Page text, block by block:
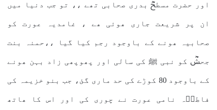
اور حضرت مسطحؓ بدری صحابی تھے ،، تو جب دنیا میں
ان پر شریعت جاری ھوئی ھے ، غامدیہ عورت کو
صحابیہ ھونے کے باوجود رجم کیا گیا ،،حمنہ بنت
جحشؓ کو نبی ﷺ کی سالی اور پھوپھی زاد بہن ھونے
کے باوجود 80 کوڑے کی حد ماری گئ، جب بنو خزیمہ کی
فاطمؓہ نامی عورت نے چوری کی اور اس کا ھاتھ